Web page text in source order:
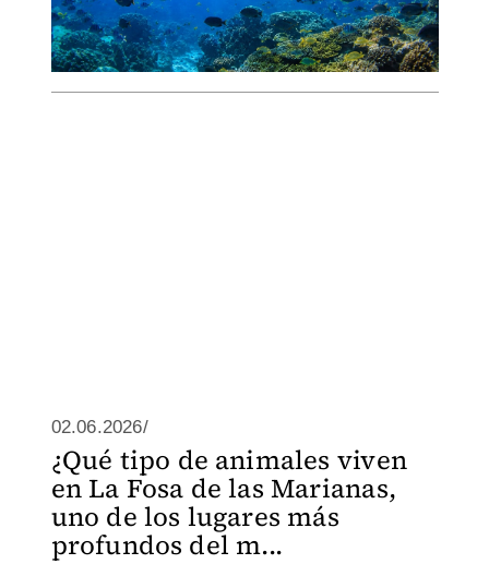
02.06.2026/
¿Qué tipo de animales viven
en La Fosa de las Marianas,
uno de los lugares más
profundos del m...